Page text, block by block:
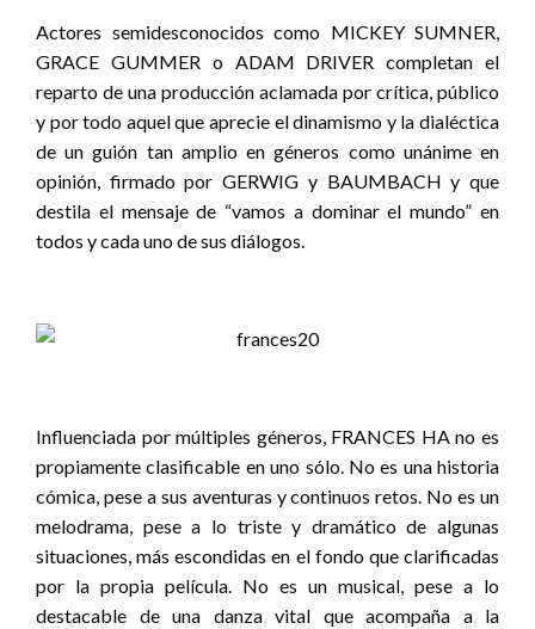
Actores semidesconocidos como MICKEY SUMNER,
GRACE GUMMER o ADAM DRIVER completan el
reparto de una producción aclamada por crítica, público
y por todo aquel que aprecie el dinamismo y la dialéctica
de un guión tan amplio en géneros como unánime en
opinión, firmado por GERWIG y BAUMBACH y que
destila el mensaje de “vamos a dominar el mundo” en
todos y cada uno de sus diálogos.
Influenciada por múltiples géneros, FRANCES HA no es
propiamente clasificable en uno sólo. No es una historia
cómica, pese a sus aventuras y continuos retos. No es un
melodrama, pese a lo triste y dramático de algunas
situaciones, más escondidas en el fondo que clarificadas
por la propia película. No es un musical, pese a lo
destacable de una danza vital que acompaña a la